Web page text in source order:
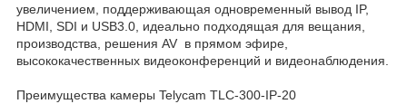
увеличением, поддерживающая одновременный вывод IP,
HDMI, SDI и USB3.0, идеально подходящая для вещания,
производства, решения AV в прямом эфире,
высококачественных видеоконференций и видеонаблюдения.
Преимущества камеры Telycam TLC-300-IP-20